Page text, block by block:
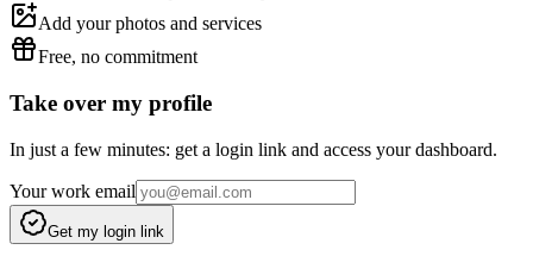
Add your photos and services
Free, no commitment
Take over my profile
In just a few minutes: get a login link and access your dashboard.
Your work email
Get my login link